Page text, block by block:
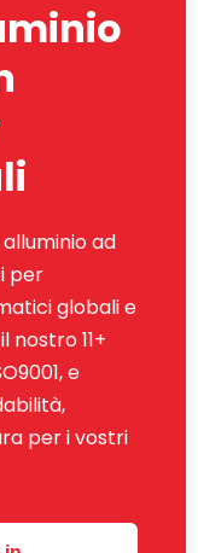
ad
per
globali e
nostro 11+
e
per i vostri